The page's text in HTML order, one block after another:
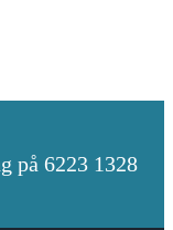
på 6223 1328